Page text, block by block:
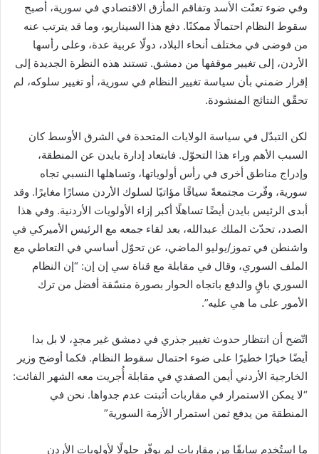
وفي ضوء تعنّت الأسد وتفاقم المأزق الاقتصادي في سورية، أصبح
سقوط النظام احتمالًا ممكنًا. دفع هذا السيناريو، وما قد يترتب عنه
من فوضى في مختلف أنحاء البلاد، دولًا عربية عدة، وعلى رأسها
الأردن، إلى تغيير موقفها من دمشق. تستند هذه النظرة الجديدة إلى
إقرار ضمني بأن سياسة تغيير النظام في سورية، أو تغيير سلوكه، لم
تحقّق النتائج المنشودة.
لكن التبدّل في سياسة الولايات المتحدة في الشرق الأوسط كان
السبب الأهم وراء هذا التحوّل. فابتعاد إدارة بايدن عن المنطقة،
وإدراج مناطق أخرى في رأس أولوياتها، وتساهلها النسبي تجاه
سورية، وفّرت مجتمعةً سياقًا مؤاتيًا لسلوك الأردن مسارًا مغايرًا. وقد
أبدى الرئيس بايدن أيضًا تساهلًا أكبر إزاء الأولويات الأردنية. وفي هذا
الصدد، تحدّث الملك عبدالله، بعد لقاء جمعه مع الرئيس الأميركي في
واشنطن في تموز/يوليو الماضي، عن تحوّل أساسي في التعاطي مع
الملف السوري، وقال في مقابلة مع قناة سي إن إن: “إن النظام
السوري باقٍ والدفع باتجاه الحوار بصورة منسّقة أفضل من ترك
الأمور على ما هي عليه”.
اتّضح أن انتظار حدوث تغيير جذري في دمشق غير مجدٍ، لا بل بدا
أيضًا خيارًا خطيرًا على ضوء احتمال سقوط النظام. فكما أوضح وزير
الخارجية الأردني أيمن الصفدي في مقابلة أُجريت معه الشهر الفائت:
“لا يمكن الاستمرار في مقاربات أثبتت عدم جدواها. نحن في
المنطقة من يدفع ثمن استمرار الأزمة السورية”
ما استُخدم سابقًا من مقاربات لم يوفّر حلولًا لأولويات الأردن